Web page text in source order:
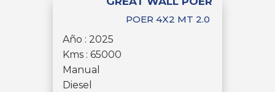
POER 4X2 MT 2.0
Año : 2025
Kms : 65000
Manual
Diesel